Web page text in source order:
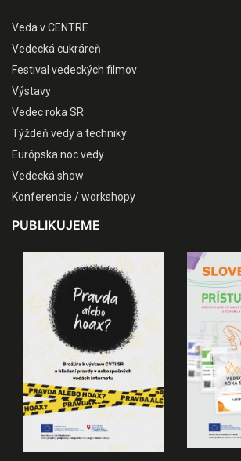
Veda v CENTRE
Vedecká cukráreň
Festival vedeckých filmov
Výstavy
Vedec roka SR
Týždeň vedy a techniky
Európska noc vedy
Vedecká show
Konferencie / workshopy
PUBLIKUJEME